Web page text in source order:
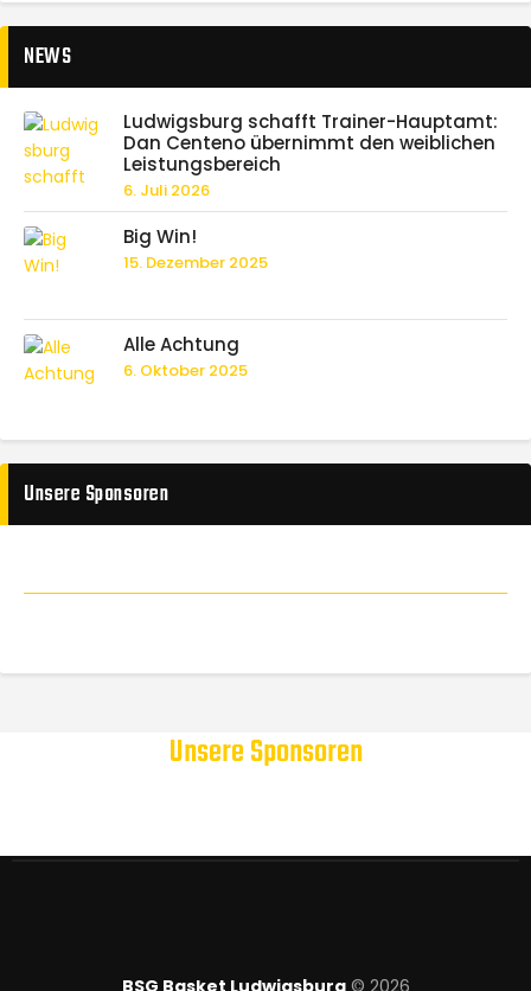
NEWS
Ludwigsburg schafft Trainer-Hauptamt:
Dan Centeno übernimmt den weiblichen
Leistungsbereich
6. Juli 2026
Big Win!
15. Dezember 2025
Alle Achtung
6. Oktober 2025
Unsere Sponsoren
Unsere Sponsoren